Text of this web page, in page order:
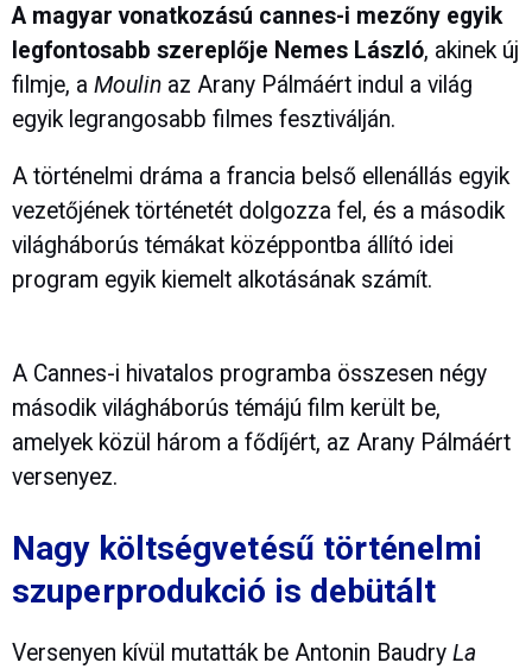
A magyar vonatkozású cannes-i mezőny egyik
legfontosabb szereplője Nemes László, akinek új
filmje, a Moulin az Arany Pálmáért indul a világ
egyik legrangosabb filmes fesztiválján.
A történelmi dráma a francia belső ellenállás egyik
vezetőjének történetét dolgozza fel, és a második
világháborús témákat középpontba állító idei
program egyik kiemelt alkotásának számít.
A Cannes-i hivatalos programba összesen négy
második világháborús témájú film került be,
amelyek közül három a fődíjért, az Arany Pálmáért
versenyez.
Nagy költségvetésű történelmi
szuperprodukció is debütált
Versenyen kívül mutatták be Antonin Baudry La